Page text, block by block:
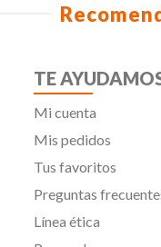
TE
Mi cuenta
Mis pedidos
Tus favoritos
Preguntas
Línea ética